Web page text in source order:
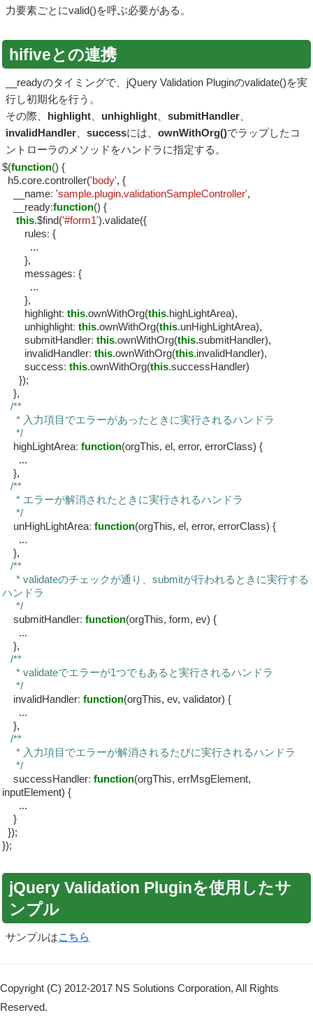
力要素ごとにvalid()を呼ぶ必要がある。
hifiveとの連携
__readyのタイミングで、jQuery Validation Pluginのvalidate()を実
行し初期化を行う。
その際、 highlight unhighlight submitHandler
invalidHandler
successには、 ownWithOrg()でラップしたコ
ントローラのメソッドをハンドラに指定する。
$(function() {
h5.core.controller('body', {
__name: 'sample.plugin.validationSampleController',
__ready:function() {
this.$find('#form1').validate({
rules: {
...
},
messages: {
...
},
highlight: this.ownWithOrg(this.highLightArea),
unhighlight: this.ownWithOrg(this.unHighLightArea),
submitHandler: this.ownWithOrg(this.submitHandler),
invalidHandler: this.ownWithOrg(this.invalidHandler),
success: this.ownWithOrg(this.successHandler)
});
},
/**
* 入力項目でエラーがあったときに実行されるハンドラ
*/
highLightArea: function(orgThis, el, error, errorClass) {
...
},
/**
* エラーが解消されたときに実行されるハンドラ
*/
unHighLightArea: function(orgThis, el, error, errorClass) {
...
},
/**
* validateのチェックが通り、submitが行われるときに実行する
ハンドラ
*/
submitHandler: function(orgThis, form, ev) {
...
},
/**
* validateでエラーが1つでもあると実行されるハンドラ
*/
invalidHandler: function(orgThis, ev, validator) {
...
},
/**
* 入力項目でエラーが解消されるたびに実行されるハンドラ
*/
successHandler: function(orgThis, errMsgElement,
inputElement) {
...
}
});
});
jQuery Validation Pluginを使用したサ
ンプル
サンプルはこちら
Copyright (C) 2012-2017 NS Solutions Corporation, All Rights
Reserved.